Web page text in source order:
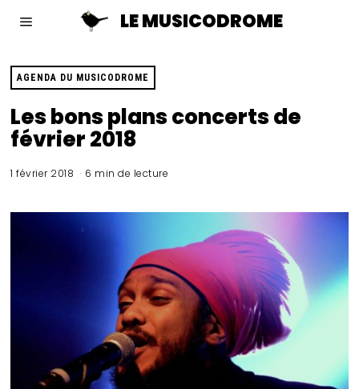
LE MUSICODROME
AGENDA DU MUSICODROME
Les bons plans concerts de
février 2018
1 février 2018 6 min de lecture